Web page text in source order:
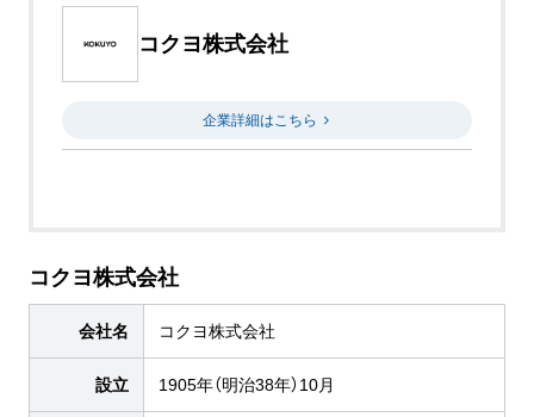
コクヨ株式会社
企業詳細はこちら
コクヨ株式会社
会社名 コクヨ株式会社
設立 1905年（明治38年）10月